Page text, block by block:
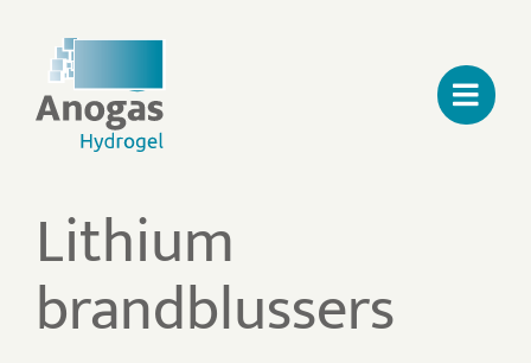
inhoud
Lithium
brandblussers